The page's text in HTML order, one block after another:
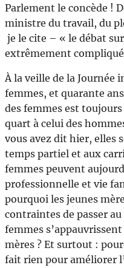
Parlement le concède !
ministre du travail, du
je le cite – « le débat
extrêmement
À la veille de la Journée
femmes, et quarante
des femmes est
quart à celui des
vous avez dit hier, elles
temps partiel et aux
femmes peuvent
professionnelle et vie
pourquoi les jeunes
contraintes de passer
femmes
mères ? Et surtout :
fait rien pour améliorer